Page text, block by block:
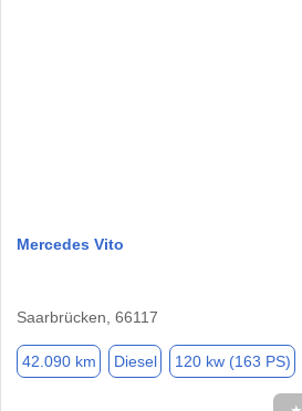
Mercedes Vito
Saarbrücken, 66117
42.090 km Diesel 120 kw (163 PS)